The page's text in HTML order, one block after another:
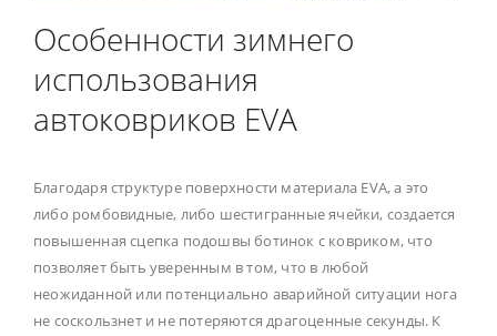
Особенности зимнего
использования
автоковриков EVA
Благодаря структуре поверхности материала EVA, а это
либо ромбовидные, либо шестигранные ячейки, создается
повышенная сцепка подошвы ботинок с ковриком, что
позволяет быть уверенным в том, что в любой
неожиданной или потенциально аварийной ситуации нога
не соскользнет и не потеряются драгоценные секунды. К